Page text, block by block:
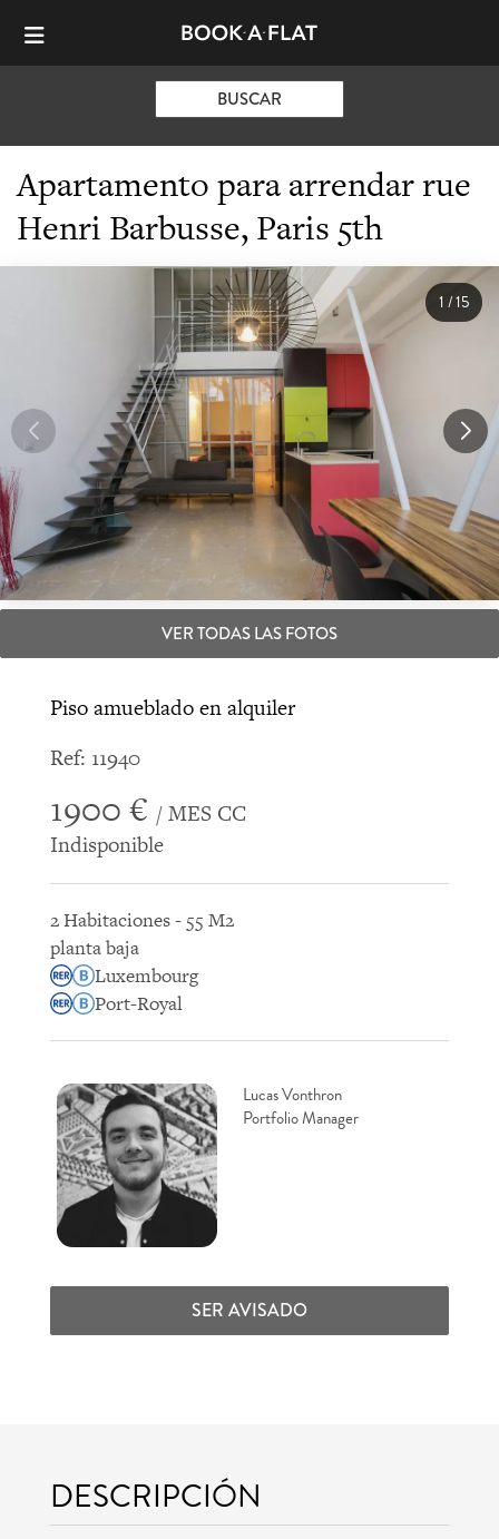
BUSCAR
Apartamento para arrendar rue
Henri Barbusse, Paris 5th
1/15
VER TODAS LAS FOTOS
Piso amueblado en alquiler
Ref: 11940
1900 € / MES CC
Indisponible
2 Habitaciones - 55 M2
planta baja
Luxembourg
Port-Royal
Lucas Vonthron
Portfolio Manager
SER AVISADO
DESCRIPCIÓN